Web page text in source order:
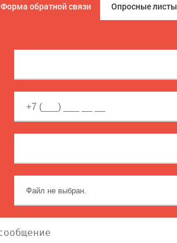
Форма обратной связи Опросные листы